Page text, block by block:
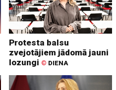
Protesta balsu
zvejotājiem jādomā jauni
lozungi © DIENA